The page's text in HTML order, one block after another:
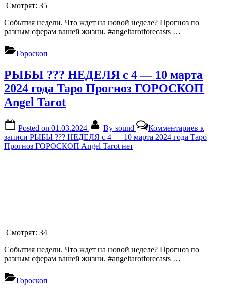
Смотрят: 35
События недели. Что ждет на новой неделе? Прогноз по
разным сферам вашей жизни. #angeltarotforecasts …
Гороскоп
РЫБЫ ??? НЕДЕЛЯ с 4 — 10 марта
2024 года Таро Прогноз ГОРОСКОП
Angel Tarot
Posted on 01.03.2024 By sound Комментариев к
записи РЫБЫ ??? НЕДЕЛЯ с 4 — 10 марта 2024 года Таро
Прогноз ГОРОСКОП Angel Tarotнет
Смотрят: 34
События недели. Что ждет на новой неделе? Прогноз по
разным сферам вашей жизни. #angeltarotforecasts …
Гороскоп